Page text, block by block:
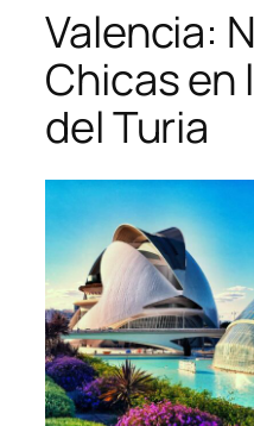
Valencia:
Chicas en
del Turia